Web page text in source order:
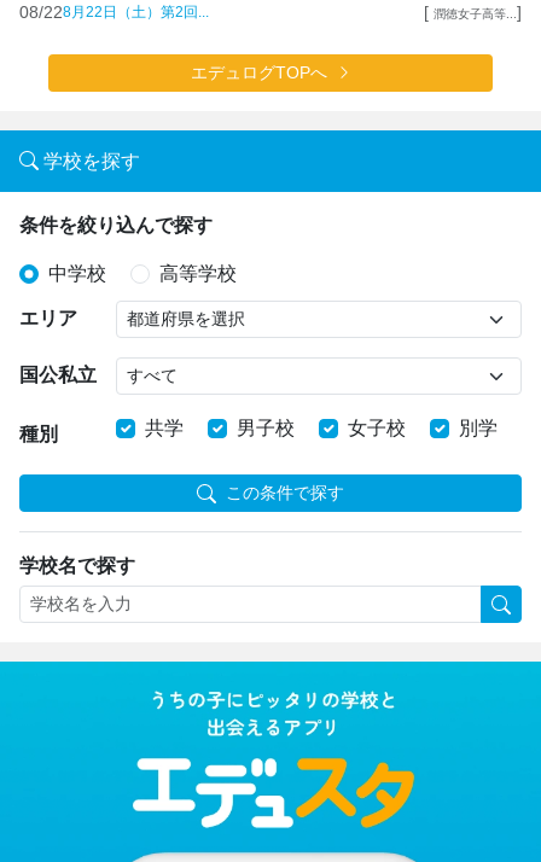
08/228月22日（土）第2回... [ 潤徳女子高等... ]
エデュログTOPへ
学校を探す
条件を絞り込んで探す
中学校 高等学校
エリア
国公私立
種別 共学 男子校 女子校 別学
この条件で探す
学校名で探す